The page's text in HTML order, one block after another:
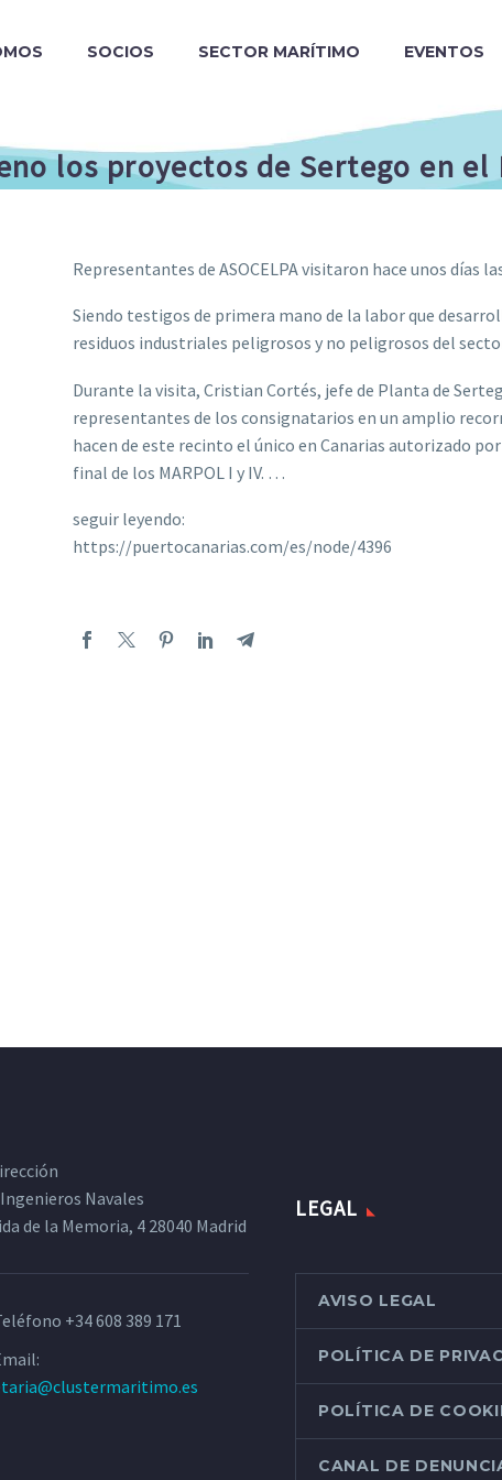
SOCIOS SECTOR MARÍTIMO EVENTOS
los proyectos de Sertego en
Representantes de ASOCELPA visitaron hace unos días
Siendo testigos de primera mano de la labor que
residuos industriales peligrosos y no peligrosos del
Durante la visita, Cristian Cortés, jefe de Planta de
representantes de los consignatarios en un amplio
hacen de este recinto el único en Canarias autorizado
final de los MARPOL I y IV. …
seguir leyendo:
https://puertocanarias.com/es/node/4396
Ingenieros Navales
de la Memoria, 4 28040 Madrid
+34 608 389 171
LEGAL
AVISO LEGAL
POLÍTICA DE
POLÍTICA DE
CANAL DE